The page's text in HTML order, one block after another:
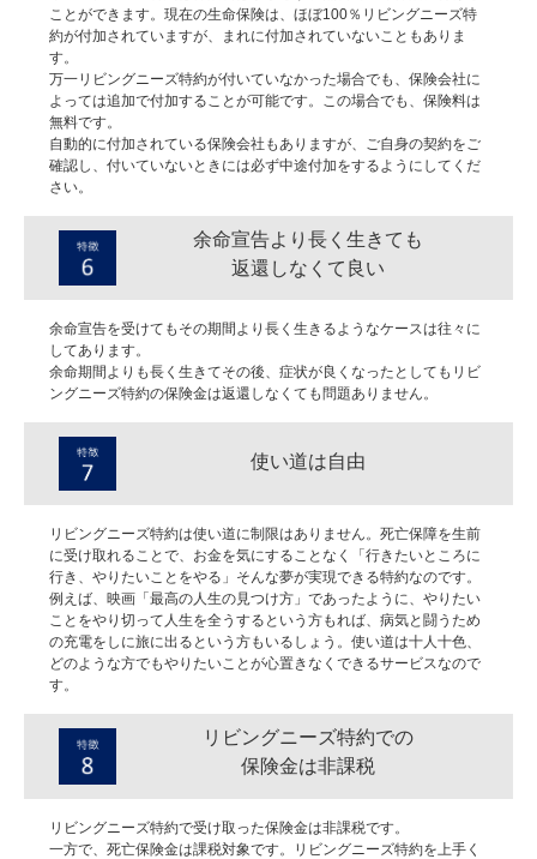
ことができます。現在の生命保険は、ほぼ100％リビングニーズ特
約が付加されていますが、まれに付加されていないこともありま
す。
万一リビングニーズ特約が付いていなかった場合でも、保険会社に
よっては追加で付加することが可能です。この場合でも、保険料は
無料です。
自動的に付加されている保険会社もありますが、ご自身の契約をご
確認し、付いていないときには必ず中途付加をするようにしてくだ
さい。
余命宣告より長く生きても
返還しなくて良い
余命宣告を受けてもその期間より長く生きるようなケースは往々に
してあります。
余命期間よりも長く生きてその後、症状が良くなったとしてもリビ
ングニーズ特約の保険金は返還しなくても問題ありません。
使い道は自由
リビングニーズ特約は使い道に制限はありません。死亡保障を生前
に受け取れることで、お金を気にすることなく「行きたいところに
行き、やりたいことをやる」そんな夢が実現できる特約なのです。
例えば、映画「最高の人生の見つけ方」であったように、やりたい
ことをやり切って人生を全うするという方もれば、病気と闘うため
の充電をしに旅に出るという方もいるしょう。使い道は十人十色、
どのような方でもやりたいことが心置きなくできるサービスなので
す。
リビングニーズ特約での
保険金は非課税
リビングニーズ特約で受け取った保険金は非課税です。
一方で、死亡保険金は課税対象です。リビングニーズ特約を上手く